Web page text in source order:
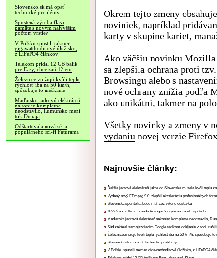
Slovensko.sk má opäť
technické problémy
Spustená výroba flash
pamäte s novým najvyšším
počtom vrstiev
V Poľsku spustili takmer
gigawatthodinové úložisko,
z LiFePO4 článkov
Telekom pridal 12 GB balík
pre Easy, chce zaň 12 eur
Železnice znižujú kvôli teplu
rýchlosť iba na 50 km/h,
spôsobuje to meškanie
Maďarsko jadrovú elektráreň
nakoniec kompletne
neodstavilo, Rumunsko mení
tok Dunaja
Odštartovala nová séria
populárneho sci-fi Futurama
Okrem tejto zmeny
noviniek, napríklad
karty v skupine kariet,
Ako väčšiu novinku
sa zlepšila ochrana proti
Browsingu alebo s
nové ochrany znížia podľa
ako unikátni, takmer na
Všetky novinky a zmeny v
vydaniu novej verzie
Najnovšie články:
Ďalšia jadrová elektráreň južne od Slovenska musela kvôli teplu
Vydaný nový FFmpeg 9.0, zlepšil akceleráciu profesionálnych
Slovenská sporiteľňa bude mať cez víkend odstávku
NASA na diaľku na sonde Voyager 2 úspešne znížila spotrebu
Maďarsko jadrovú elektráreň nakoniec kompletne neodstavilo,
Súd zakázal samojazdiacim Google taxíkom dobíjanie v noci,
Železnice znižujú kvôli teplu rýchlosť iba na 50 km/h, spôsobuje to
Slovensko.sk má opäť technické problémy
V Poľsku spustili takmer gigawatthodinové úložisko, z LiFePO4